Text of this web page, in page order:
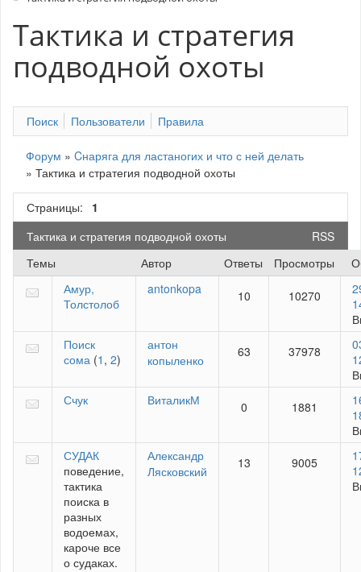
Тактика и стратегия
подводной охоты
Поиск Пользователи Правила
Форум » Cнаряга для ластаногих и что с ней делать
» Тактика и стратегия подводной охоты
Страницы:
1
RSS
Тактика и стратегия подводной охоты
Темы
Автор Ответы Просмотры
Амур,
Толстолоб
antonkopa 10 10270
Поиск
сома (1 , 2)
антон
копыленко
63 37978
Счук
ВиталикМ 0 1881
СУДАК
поведение,
тактика
поиска в
разных
водоемах,
кароче все
о судаках.
Александр
Лясковский
13 9005